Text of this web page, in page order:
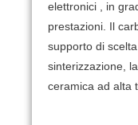
elettronici , in
prestazioni.
Il
supporto di
sinterizzazione,
ceramica ad alta